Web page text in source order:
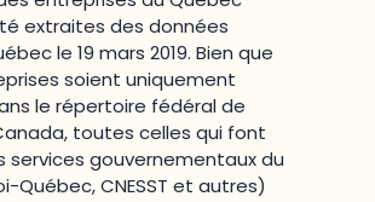
extraites des données
le 19 mars 2019. Bien que
soient uniquement
le répertoire fédéral de
toutes celles qui font
services gouvernementaux du
Québec, CNESST et autres)